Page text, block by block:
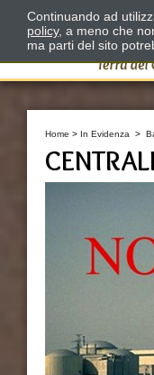
Home > In Evidenza >
Continuando ad
policy, a meno che
ma parti del sito